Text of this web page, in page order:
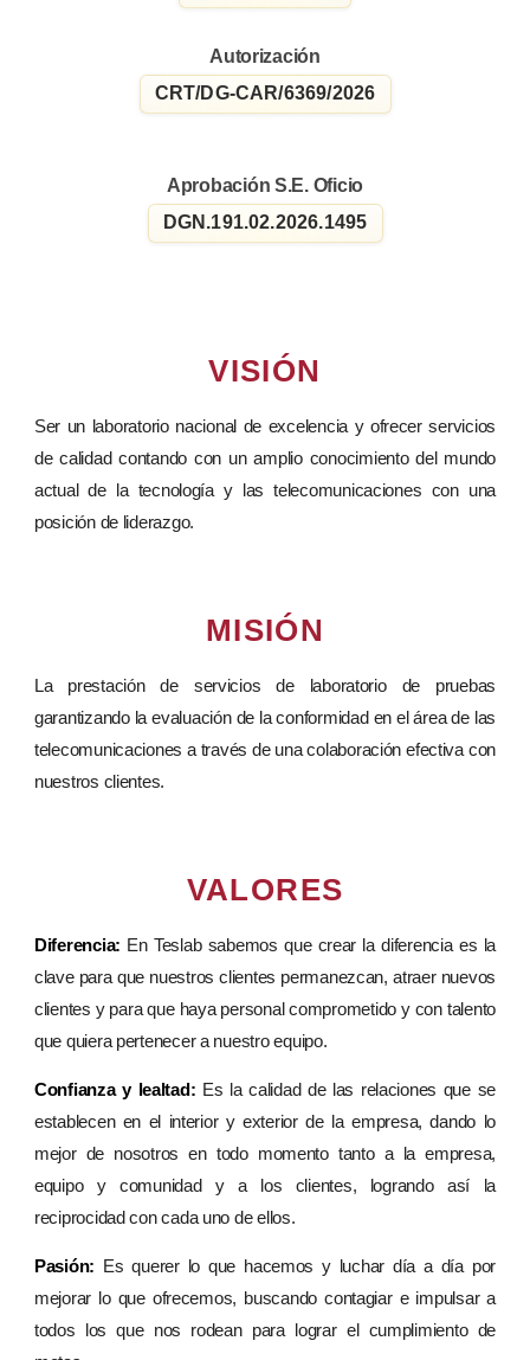
Autorización
CRT/DG-CAR/6369/2026
Aprobación S.E. Oficio
DGN.191.02.2026.1495
VISIÓN
Ser un laboratorio nacional de excelencia y ofrecer servicios
de calidad contando con un amplio conocimiento del mundo
actual de la tecnología y las telecomunicaciones con una
posición de liderazgo.
MISIÓN
La prestación de servicios de laboratorio de pruebas
garantizando la evaluación de la conformidad en el área de las
telecomunicaciones a través de una colaboración efectiva con
nuestros clientes.
VALORES
Diferencia: En Teslab sabemos que crear la diferencia es la
clave para que nuestros clientes permanezcan, atraer nuevos
clientes y para que haya personal comprometido y con talento
que quiera pertenecer a nuestro equipo.
Confianza y lealtad: Es la calidad de las relaciones que se
establecen en el interior y exterior de la empresa, dando lo
mejor de nosotros en todo momento tanto a la empresa,
equipo y comunidad y a los clientes, logrando así la
reciprocidad con cada uno de ellos.
Pasión: Es querer lo que hacemos y luchar día a día por
mejorar lo que ofrecemos, buscando contagiar e impulsar a
todos los que nos rodean para lograr el cumplimiento de